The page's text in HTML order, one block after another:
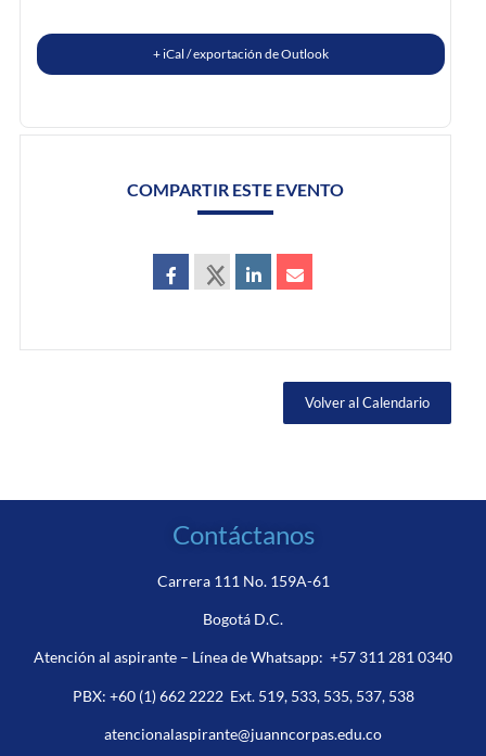
+ iCal / exportación de Outlook
COMPARTIR ESTE EVENTO
Volver al Calendario
Contáctanos
Carrera 111 No. 159A-61
Bogotá D.C.
Atención al aspirante – Línea de Whatsapp: +57 311 281 0340
PBX: +60 (1) 662 2222Ext. 519, 533, 535, 537, 538
atencionalaspirante@juanncorpas.edu.co